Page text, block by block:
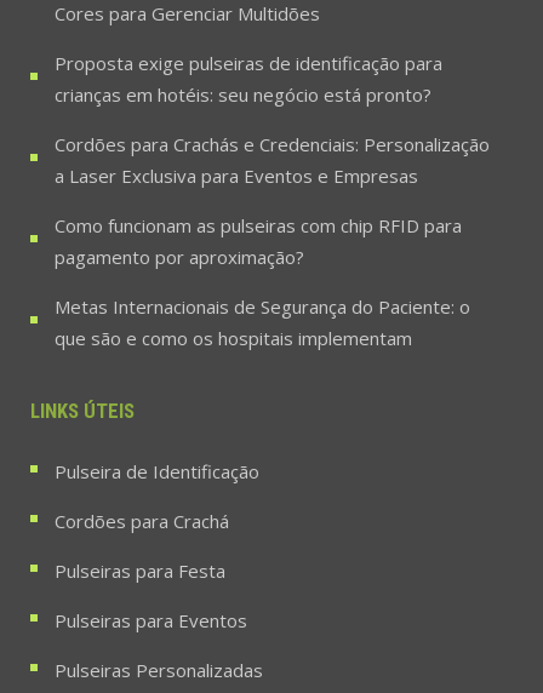
Cores para Gerenciar Multidões
Proposta exige pulseiras de identificação para
crianças em hotéis: seu negócio está pronto?
Cordões para Crachás e Credenciais: Personalização
a Laser Exclusiva para Eventos e Empresas
Como funcionam as pulseiras com chip RFID para
pagamento por aproximação?
Metas Internacionais de Segurança do Paciente: o
que são e como os hospitais implementam
LINKS ÚTEIS
Pulseira de Identificação
Cordões para Crachá
Pulseiras para Festa
Pulseiras para Eventos
Pulseiras Personalizadas